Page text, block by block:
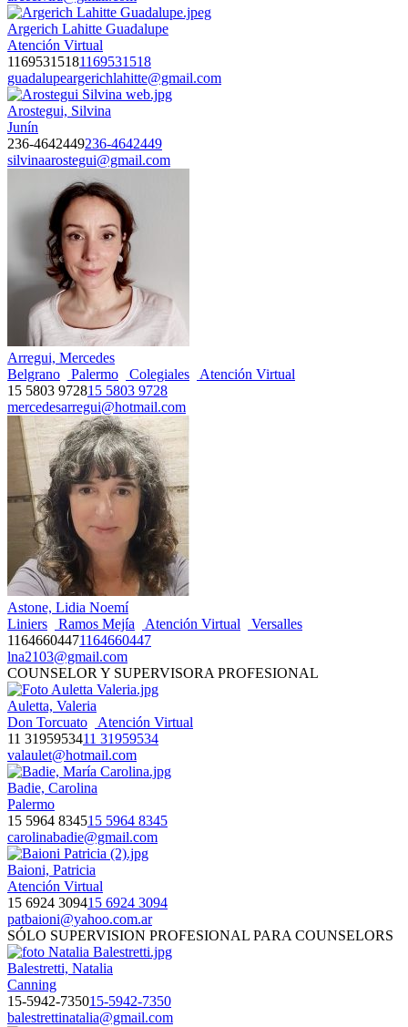
Argerich Lahitte Guadalupe
Atención Virtual
11695315181169531518
guadalupeargerichlahitte@gmail.com
Arostegui, Silvina
Junín
236-4642449236-4642449
silvinaarostegui@gmail.com
Arregui, Mercedes
Belgrano
Palermo Colegiales
Atención Virtual
15 5803 972815 5803 9728
mercedesarregui@hotmail.com
Astone, Lidia Noemí
Liniers
Ramos Mejía Atención Virtual
Versalles
11646604471164660447
lna2103@gmail.com
COUNSELOR Y SUPERVISORA PROFESIONAL
Auletta, Valeria
Don Torcuato
Atención Virtual
11 3195953411 31959534
valaulet@hotmail.com
Badie, Carolina
Palermo
15 5964 834515 5964 8345
carolinabadie@gmail.com
Baioni, Patricia
Atención Virtual
15 6924 309415 6924 3094
patbaioni@yahoo.com.ar
SÓLO SUPERVISION PROFESIONAL PARA COUNSELORS
Balestretti, Natalia
Canning
15-5942-735015-5942-7350
balestrettinatalia@gmail.com